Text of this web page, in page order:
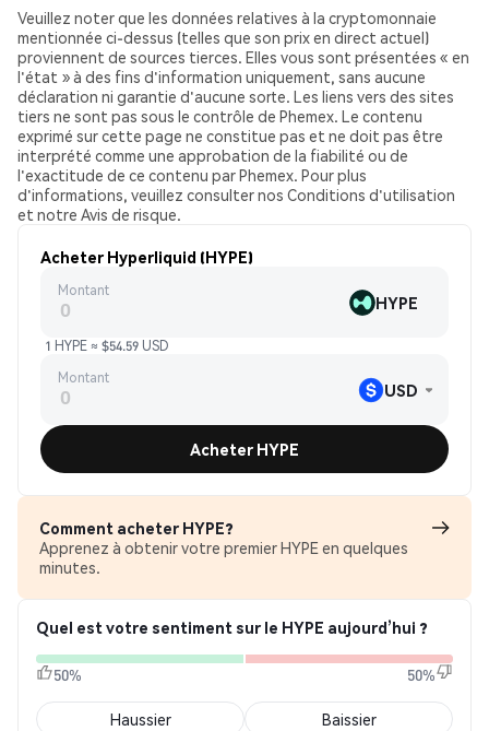
Veuillez noter que les données relatives à la cryptomonnaie
mentionnée ci-dessus (telles que son prix en direct actuel)
proviennent de sources tierces. Elles vous sont présentées « en
l'état » à des fins d'information uniquement, sans aucune
déclaration ni garantie d'aucune sorte. Les liens vers des sites
tiers ne sont pas sous le contrôle de Phemex. Le contenu
exprimé sur cette page ne constitue pas et ne doit pas être
interprété comme une approbation de la fiabilité ou de
l'exactitude de ce contenu par Phemex. Pour plus
d'informations, veuillez consulter nos Conditions d'utilisation
et notre Avis de risque.
Acheter Hyperliquid (HYPE)
Montant
HYPE
1 HYPE ≈ $54.59 USD
Montant
USD
Acheter HYPE
Comment acheter HYPE?
Apprenez à obtenir votre premier HYPE en quelques
minutes.
Quel est votre sentiment sur le HYPE aujourd’hui ?
50% 50%
Haussier Baissier